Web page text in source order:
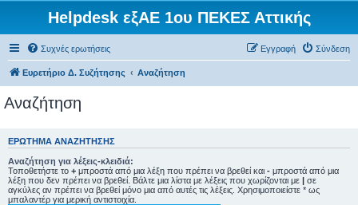
Helpdesk εξΑΕ 1ου ΠΕΚΕΣ Αττικής
Συχνές ερωτήσεις Σύνδεση
Εγγραφή
Ευρετήριο Δ. Συζήτησης Αναζήτηση
Αναζήτηση
ΕΡΏΤΗΜΑ ΑΝΑΖΉΤΗΣΗΣ
Αναζήτηση για λέξεις-κλειδιά:
Τοποθετήστε το + μπροστά από μια λέξη που πρέπει να βρεθεί και - μπροστά από μια
λέξη που δεν πρέπει να βρεθεί. Βάλτε μια λίστα με λέξεις που χωρίζονται με | σε
αγκύλες αν πρέπει να βρεθεί μόνο μια από αυτές τις λέξεις. Χρησιμοποιείστε * ως
μπαλαντέρ για μερική αντιστοιχία.